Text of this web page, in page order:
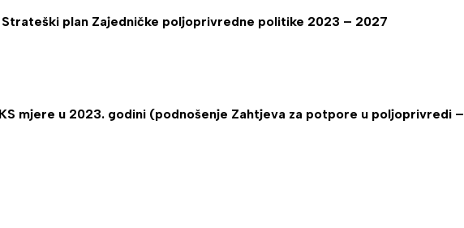
plan Zajedničke poljoprivredne politike 2023 – 2027
mjere u 2023. godini (podnošenje Zahtjeva za potpore u poljoprivredi –